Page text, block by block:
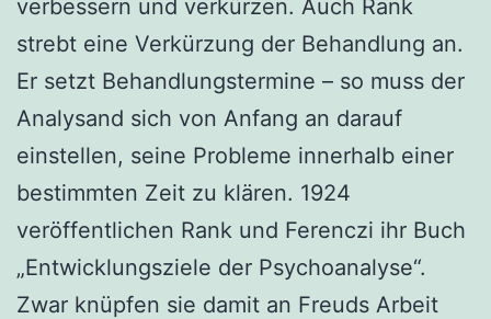
verbessern und verkürzen. Auch Rank
strebt eine Verkürzung der Behandlung an.
Er setzt Behandlungstermine – so muss der
Analysand sich von Anfang an darauf
einstellen, seine Probleme innerhalb einer
bestimmten Zeit zu klären. 1924
veröffentlichen Rank und Ferenczi ihr Buch
„Entwicklungsziele der Psychoanalyse“.
Zwar knüpfen sie damit an Freuds Arbeit